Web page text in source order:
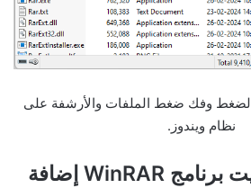
تفعيل برنامج WinRAR لضغط وفك ضغط الملفات والأرشفة على
نظام ويندوز.
تحميل ملف تثبيت برنامج WinRAR إضافة